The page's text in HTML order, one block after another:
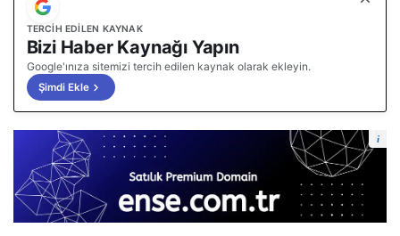
TERCIH EDILEN KAYNAK
Bizi Haber Kaynağı Yapın
Google'ınıza sitemizi tercih edilen kaynak olarak ekleyin.
Şimdi Ekle
i